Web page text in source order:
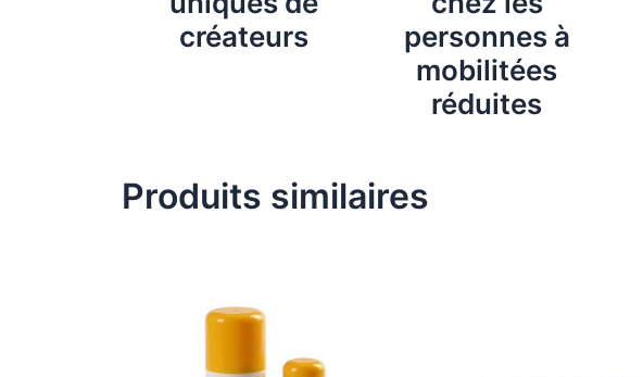
créateurs
personnes à
mobilitées
réduites
Produits similaires